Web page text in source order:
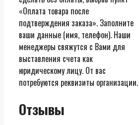
«Оплата товара после
подтверждения заказа». Заполните
ваши данные (имя, телефон). Наши
менеджеры свяжутся с Вами для
выставления счета как
юридическому лицу. От вас
потребуются реквизиты организации.
Отзывы